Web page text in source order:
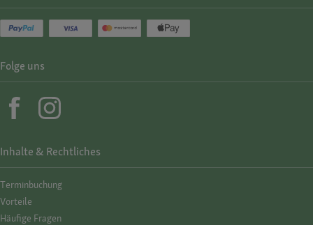
Inhalte & Rechtliches
Termin­buchung
Vorteile
Häufige Fragen
Folge uns